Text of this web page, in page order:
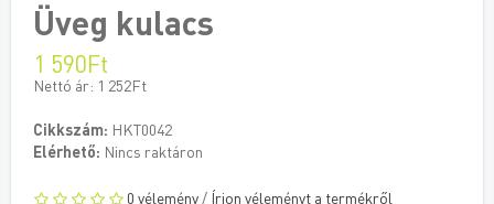
Üveg kulacs
1 590Ft
Nettó ár: 1 252Ft
Cikkszám: HKT0042
Elérhető: Nincs raktáron
0 vélemény/ Írjon véleményt a termékről